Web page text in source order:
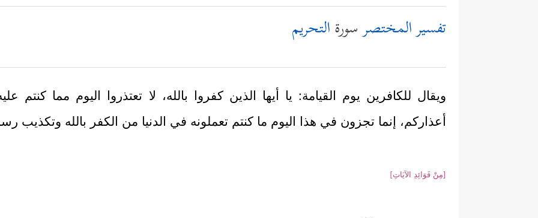
تفسير المختصرسورةالتحريم
ويقال للكافرين يوم القيامة: يا أيها الذين كفروا بالله، لا تعتذروا اليوم مما
أعذاركم، إنما تجزون في هذا اليوم ما كنتم تعملونه في الدنيا من الكفر بالله وتكذيب
[مِنْ فَوَائِدِ الآيَاتِ]